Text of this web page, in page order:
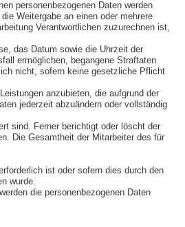
personenbezogenen Daten werden
Weitergabe an einen oder mehrere
Verantwortlichen zuzurechnen ist,
das Datum sowie die Uhrzeit der
ermöglichen, begangene Straftaten
nicht, sofern keine gesetzliche Pflicht
anzubieten, die aufgrund der
jederzeit abzuändern oder vollständig
sind. Ferner berichtigt oder löscht der
Die Gesamtheit der Mitarbeiter des für
ist oder sofern dies durch den
wurde.
die personenbezogenen Daten